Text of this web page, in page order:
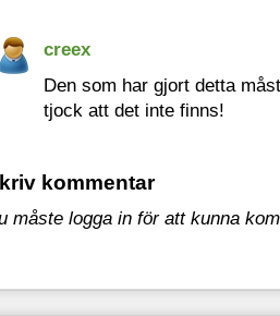
creex
Den som har gjort detta
tjock att det inte finns!
kommentar
måste logga in för att kunna